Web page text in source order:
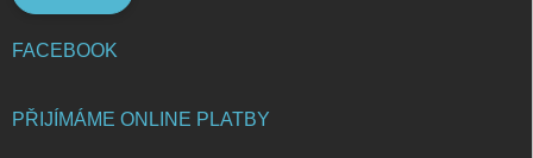
FACEBOOK
PŘIJÍMÁME ONLINE PLATBY